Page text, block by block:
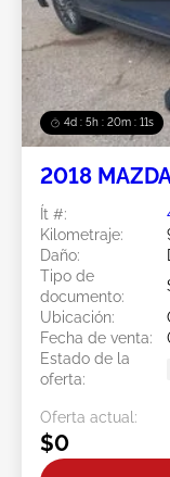
4d : 5h : 20m : 08s
2018
Ít #:
Kilometraje:
Daño:
Tipo de
documento:
Ubicación:
Fecha de venta:
Estado de la
oferta:
Oferta actual:
$0